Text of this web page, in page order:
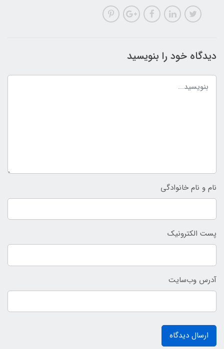
دیدگاه خود را بنویسید
نام و نام خانوادگی
پست الکترونیک
آدرس وب‌سایت
ارسال دیدگاه